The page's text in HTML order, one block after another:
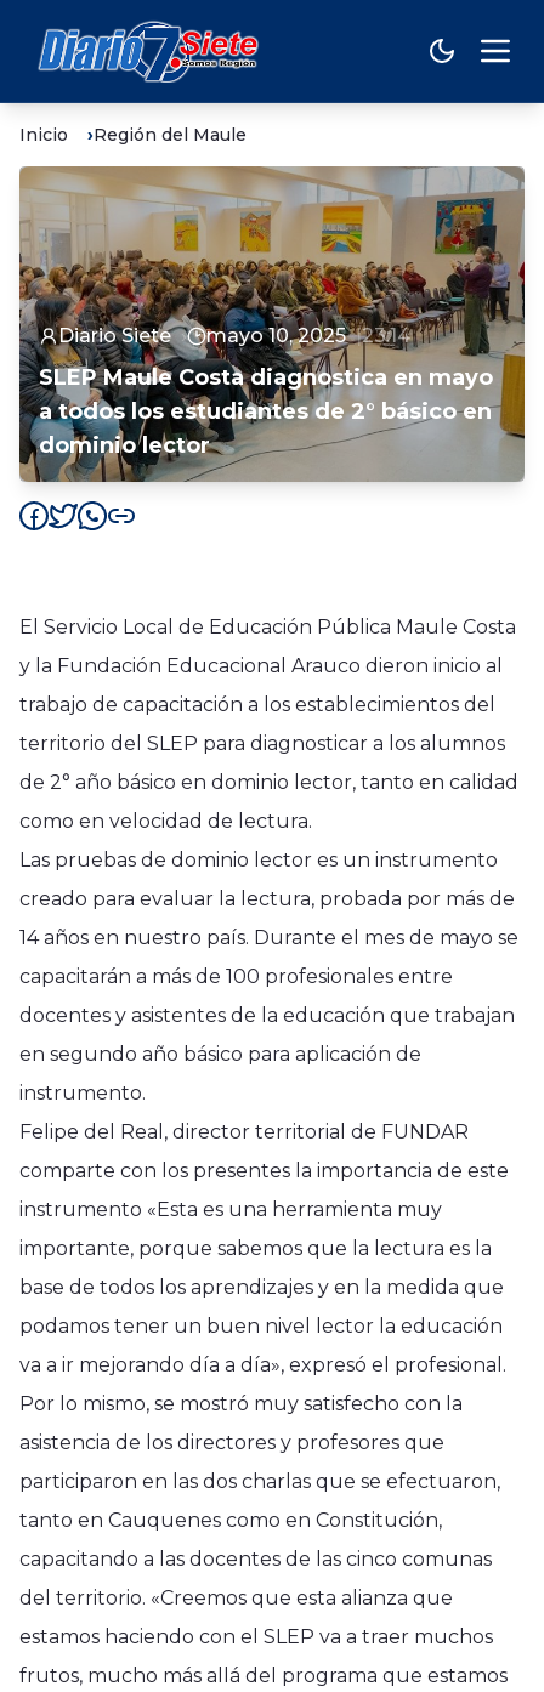
Inicio Región del Maule
Diario Siete mayo 10, 2025 23:14
SLEP Maule Costa diagnostica en mayo
a todos los estudiantes de 2° básico en
dominio lector
El Servicio Local de Educación Pública Maule Costa
y la Fundación Educacional Arauco dieron inicio al
trabajo de capacitación a los establecimientos del
territorio del SLEP para diagnosticar a los alumnos
de 2° año básico en dominio lector, tanto en calidad
como en velocidad de lectura.
Las pruebas de dominio lector es un instrumento
creado para evaluar la lectura, probada por más de
14 años en nuestro país. Durante el mes de mayo se
capacitarán a más de 100 profesionales entre
docentes y asistentes de la educación que trabajan
en segundo año básico para aplicación de
instrumento.
Felipe del Real, director territorial de FUNDAR
comparte con los presentes la importancia de este
instrumento «Esta es una herramienta muy
importante, porque sabemos que la lectura es la
base de todos los aprendizajes y en la medida que
podamos tener un buen nivel lector la educación
va a ir mejorando día a día», expresó el profesional.
Por lo mismo, se mostró muy satisfecho con la
asistencia de los directores y profesores que
participaron en las dos charlas que se efectuaron,
tanto en Cauquenes como en Constitución,
capacitando a las docentes de las cinco comunas
del territorio. «Creemos que esta alianza que
estamos haciendo con el SLEP va a traer muchos
frutos, mucho más allá del programa que estamos